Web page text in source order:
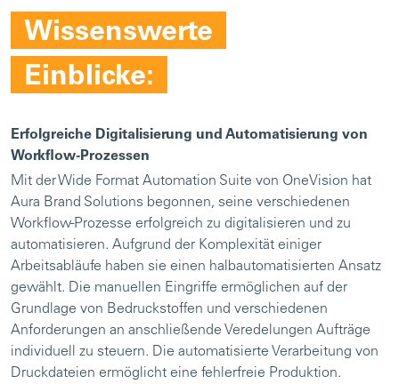
Wissenswerte
Einblicke:
Erfolgreiche Digitalisierung und Automatisierung von
Workflow-Prozessen
Mit der Wide Format Automation Suite von OneVision hat
Aura Brand Solutions begonnen, seine verschiedenen
Workflow-Prozesse erfolgreich zu digitalisieren und zu
automatisieren. Aufgrund der Komplexität einiger
Arbeitsabläufe haben sie einen halbautomatisierten Ansatz
gewählt. Die manuellen Eingriffe ermöglichen auf der
Grundlage von Bedruckstoffen und verschiedenen
Anforderungen an anschließende Veredelungen Aufträge
individuell zu steuern. Die automatisierte Verarbeitung von
Druckdateien ermöglicht eine fehlerfreie Produktion.